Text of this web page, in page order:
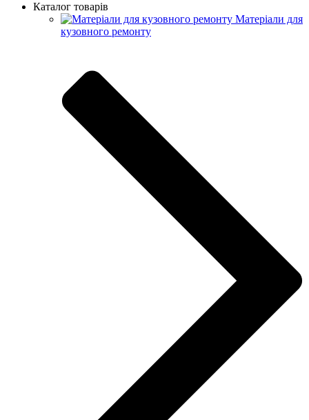
Каталог товарів
Матеріали для
кузовного ремонту